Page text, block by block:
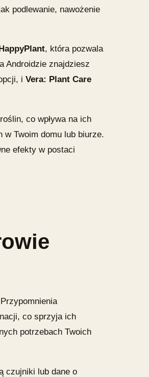
podlewanie, nawożenie
, która pozwala
Androidzie znajdziesz
i Vera: Plant Care
co wpływa na ich
Twoim domu lub biurze.
efekty w postaci
co sprzyja ich
potrzebach Twoich
czujniki lub dane o